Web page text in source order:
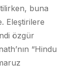
buna
Eleştirilere
özgür
“Hindu